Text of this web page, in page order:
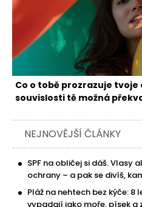
Co o tobě prozrazuje
souvislosti tě možná
NEJNOVĚJŠÍ ČLÁNKY
SPF na obličej si dáš. Vlasy
ochrany – a pak se divíš,
Pláž na nehtech bez kýče: 8
vypadají jako moře, písek a